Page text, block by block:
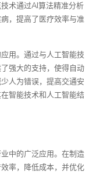
术通过AI算法精准分析
，提高了医疗效率与准
用。通过与人工智能技
强大的支持，使得自动
人为错误，提高交通安
智能技术和人工智能结
中的广泛应用。在制造
率，降低成本，并优化